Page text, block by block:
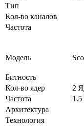
Тип
Кол-во каналов
Частота
Модель
Битность
Кол-во ядер
2
Частота
Архитектура
Технология